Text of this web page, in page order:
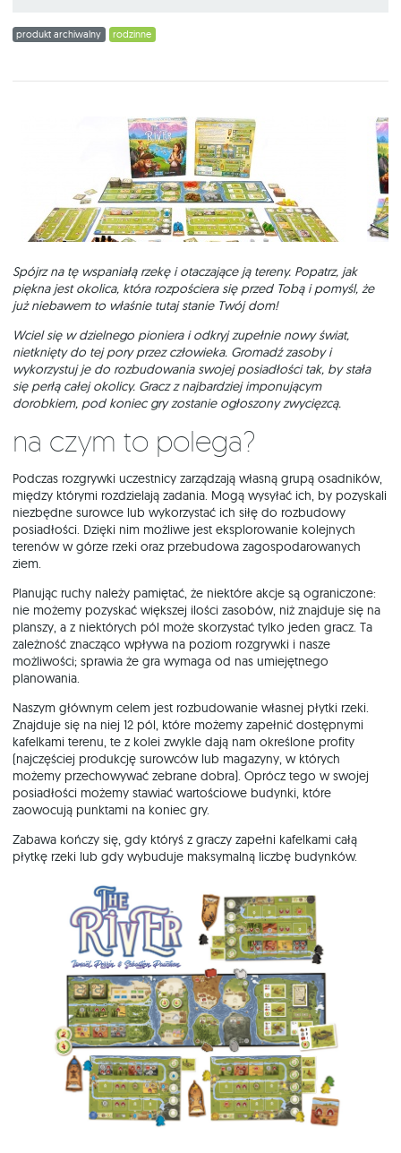
produkt archiwalny rodzinne
Spójrz na tę wspaniałą rzekę i otaczające ją tereny. Popatrz, jak
piękna jest okolica, która rozpościera się przed Tobą i pomyśl, że
już niebawem to właśnie tutaj stanie Twój dom!
Wciel się w dzielnego pioniera i odkryj zupełnie nowy świat,
nietknięty do tej pory przez człowieka. Gromadź zasoby i
wykorzystuj je do rozbudowania swojej posiadłości tak, by stała
się perłą całej okolicy. Gracz z najbardziej imponującym
dorobkiem, pod koniec gry zostanie ogłoszony zwycięzcą.
Na czym to polega?
Podczas rozgrywki uczestnicy zarządzają własną grupą osadników,
między którymi rozdzielają zadania. Mogą wysyłać ich, by pozyskali
niezbędne surowce lub wykorzystać ich siłę do rozbudowy
posiadłości. Dzięki nim możliwe jest eksplorowanie kolejnych
terenów w górze rzeki oraz przebudowa zagospodarowanych
ziem.
Planując ruchy należy pamiętać, że niektóre akcje są ograniczone:
nie możemy pozyskać większej ilości zasobów, niż znajduje się na
planszy, a z niektórych pól może skorzystać tylko jeden gracz. Ta
zależność znacząco wpływa na poziom rozgrywki i nasze
możliwości; sprawia że gra wymaga od nas umiejętnego
planowania.
Naszym głównym celem jest rozbudowanie własnej płytki rzeki.
Znajduje się na niej 12 pól, które możemy zapełnić dostępnymi
kafelkami terenu, te z kolei zwykle dają nam określone profity
(najczęściej produkcję surowców lub magazyny, w których
możemy przechowywać zebrane dobra). Oprócz tego w swojej
posiadłości możemy stawiać wartościowe budynki, które
zaowocują punktami na koniec gry.
Zabawa kończy się, gdy któryś z graczy zapełni kafelkami całą
płytkę rzeki lub gdy wybuduje maksymalną liczbę budynków.